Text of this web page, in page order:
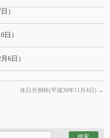
）
日）
6日）
休日月例杯(平成30年11月4日) →